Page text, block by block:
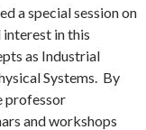
a special session on
in this
as Industrial
Systems. By
professor
and workshops